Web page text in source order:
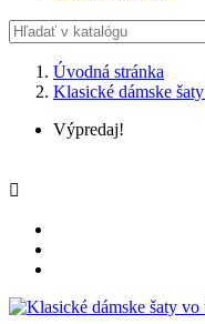
Úvodná stránka
Klasické dámske
Výpredaj!
